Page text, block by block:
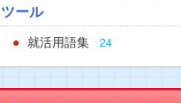
ツール
就活用語集 24